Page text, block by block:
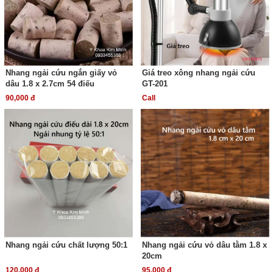
Nhang ngải cứu ngắn giấy vỏ
dâu 1.8 x 2.7cm 54 điếu
90,000 đ
Giá treo xông nhang ngải cứu
GT-201
Call
Nhang ngải cứu chất lượng 50:1
120,000 đ
Nhang ngải cứu vỏ dâu tằm 1.8 x
20cm
95,000 đ